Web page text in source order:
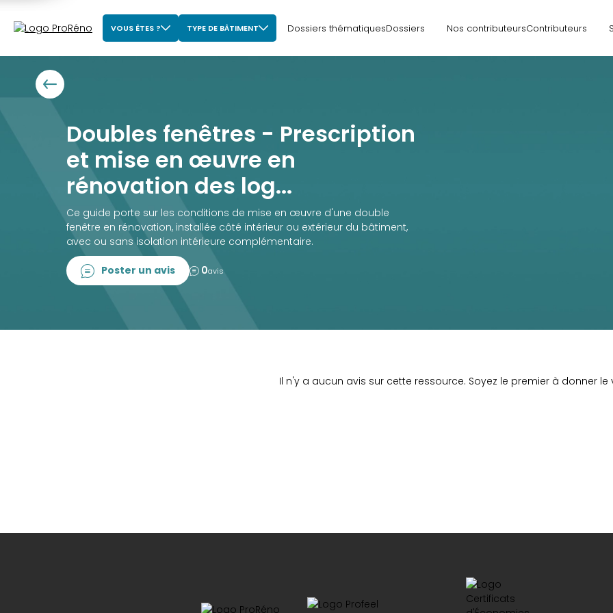
VOUS ÊTES ? TYPE DE BÂTIMENT Dossiers thématiquesDossiers Nos contributeursContributeurs
Doubles fenêtres - Prescription
et mise en œuvre en
rénovation des log...
Ce guide porte sur les conditions de mise en œuvre d'une double
fenêtre en rénovation, installée côté intérieur ou extérieur du bâtiment,
avec ou sans isolation intérieure complémentaire.
Poster un avis 0avis
Il n'y a aucun avis sur cette ressource. Soyez le premier à donner le